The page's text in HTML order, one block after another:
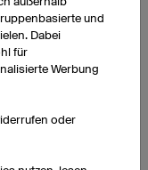
und
Dabei
für
Werbung
oder